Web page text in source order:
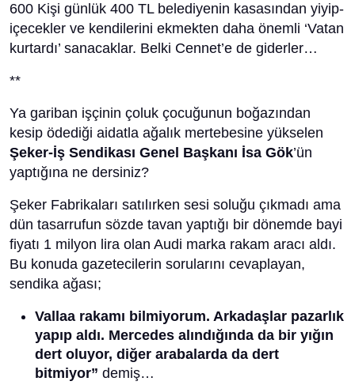
600 Kişi günlük 400 TL belediyenin kasasından yiyip-
içecekler ve kendilerini ekmekten daha önemli ‘Vatan
kurtardı’ sanacaklar. Belki Cennet’e de giderler…
**
Ya gariban işçinin çoluk çocuğunun boğazından
kesip ödediği aidatla ağalık mertebesine yükselen
Şeker-İş Sendikası Genel Başkanı İsa Gök’ün
yaptığına ne dersiniz?
Şeker Fabrikaları satılırken sesi soluğu çıkmadı ama
dün tasarrufun sözde tavan yaptığı bir dönemde bayi
fiyatı 1 milyon lira olan Audi marka rakam aracı aldı.
Bu konuda gazetecilerin sorularını cevaplayan,
sendika ağası;
Vallaa rakamı bilmiyorum. Arkadaşlar pazarlık
yapıp aldı. Mercedes alındığında da bir yığın
dert oluyor, diğer arabalarda da dert
bitmiyor” demiş…